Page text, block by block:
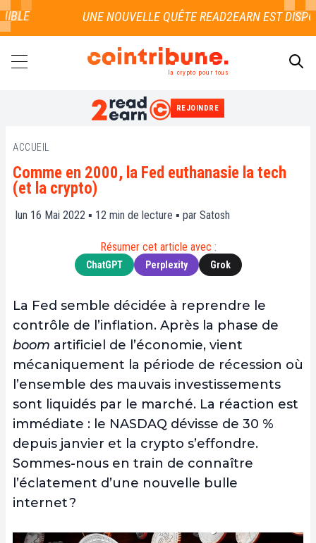
la crypto pour tous
REJOINDRE
ACCUEIL
Comme en 2000, la Fed euthanasie la tech
(et la crypto)
lun 16 Mai 2022 ▪ 12 min de lecture ▪ par Satosh
Résumer cet article avec :
ChatGPT Perplexity Grok
La Fed semble décidée à reprendre le
contrôle de l’inflation. Après la phase de
boom artificiel de l’économie, vient
mécaniquement la période de récession où
l’ensemble des mauvais investissements
sont liquidés par le marché. La réaction est
immédiate : le NASDAQ dévisse de 30 %
depuis janvier et la crypto s’effondre.
Sommes-nous en train de connaître
l’éclatement d’une nouvelle bulle
internet ?